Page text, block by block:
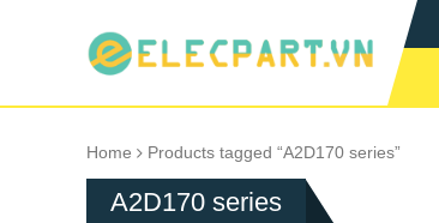
Home Products tagged “A2D170 series”
A2D170 series